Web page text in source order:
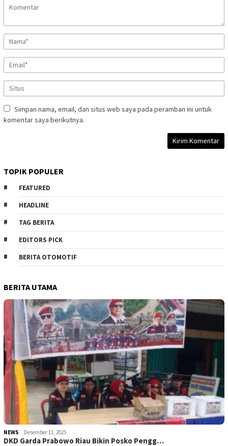
Simpan nama, email, dan situs web saya pada peramban ini untuk
komentar saya berikutnya.
TOPIK POPULER
FEATURED
HEADLINE
TAG BERITA
EDITORS PICK
BERITA OTOMOTIF
BERITA UTAMA
NEWS Desember 11, 2025
DKD Garda Prabowo Riau Bikin Posko Pengg…